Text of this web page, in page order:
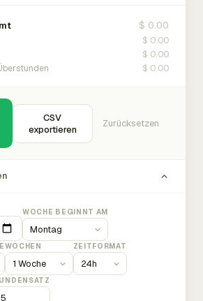
$ 0.00
$ 0.00
$ 0.00
$ 0.00
CSV
exportieren
Zurücksetzen
WOCHE BEGINNT AM
WOCHEN ZEITFORMAT